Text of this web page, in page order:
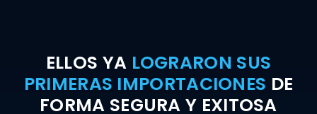
ELLOS YA LOGRARON SUS
PRIMERAS IMPORTACIONES DE
FORMA SEGURA Y EXITOSA